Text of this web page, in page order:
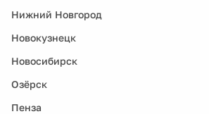
Нижний Новгород
Новокузнецк
Новосибирск
Озёрск
Пенза